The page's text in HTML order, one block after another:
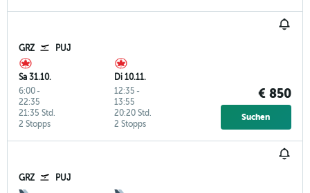
GRZ PUJ
Sa 31.10.
6:00-
22:35
2 Stopps
21:35 Std.
Di 10.11.
12:35 -
13:55
2 Stopps
20:20 Std.
€ 850
Suchen
GRZ PUJ